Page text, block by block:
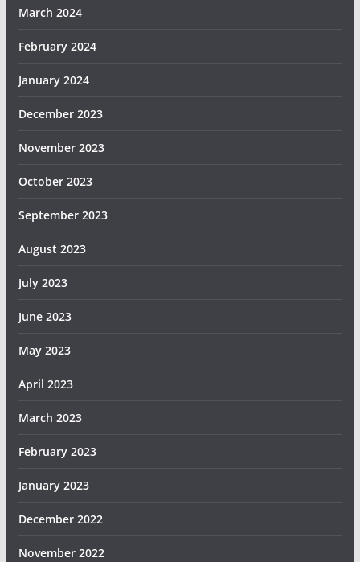
March 2024
February 2024
January 2024
December 2023
November 2023
October 2023
September 2023
August 2023
July 2023
June 2023
May 2023
April 2023
March 2023
February 2023
January 2023
December 2022
November 2022